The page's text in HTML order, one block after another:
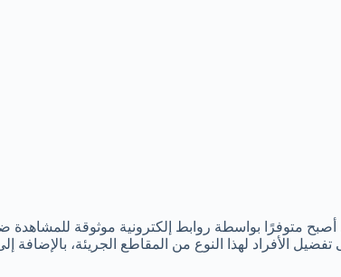
أصبح متوفرًا بواسطة روابط إلكترونية موثوقة
الأفراد لهذا النوع من المقاطع الجريئة،